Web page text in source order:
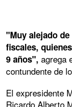
"Muy alejado
fiscales,
9 años", agrega
contundente de
El expresidente
Ricardo Alberto